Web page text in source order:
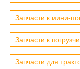
Запчасти к мини-
Запчасти к
Запчасти для